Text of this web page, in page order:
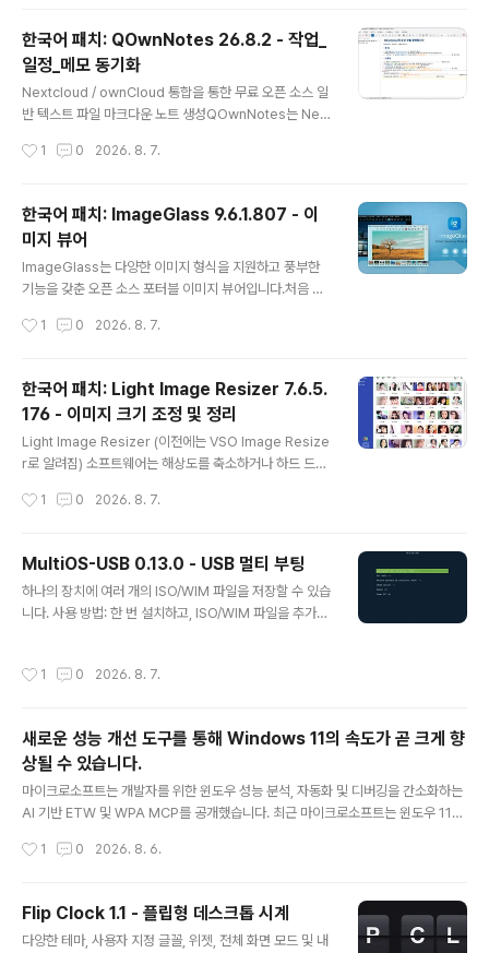
플레이어 중 AIMP처럼 간편함과 세련됨의 완벽한 균형을
이룬 제품은 드뭅니다. 가볍지만 강력한 AIMP는 당신의
음악 감상 경험을 한 차원 높여줄 도구이며, 이 모든 것을
부담 없이 누릴 수 있습니다.Windows 및 Linux용 강력
한 무료 오디오 플레이어 (Wine을 통해)로 로컬 파일, NA
로 작동할 수 있는 강력한 도구도 포함되어 있습니다.주요
한국어 패치: QOwnNotes 26.8.2 - 작업_
일정_메모 동기화
Nextcloud / ownCloud 통합을 통한 무료 오픈 소스 일
반 텍스트 파일 마크다운 노트 생성QOwnNotes는 Next
inux, macOS 및 Windows용 마크다운 지원 및 작업관
tes를 사용하여 생각을 기록하고 나중에 Android용 Ne
xtcloud 노트 또는 Nextcloud/ownCloud 웹 서비스와
같은 모바일 장치에서 생각을 편집하거나 검색할 수 있습
니다.노트는 일반 텍스트 마크다운 파일로 저장되며 Next
cloud의 파일 동기화 기능과 동기화됩니다. 물론 Syncin
습니다.Nextcloud / ..
1 0 2026. 8. 7.
한국어 패치: ImageGlass 9.6.1.807 - 이
미지 뷰어
ImageGlass는 다양한 이미지 형식을 지원하고 풍부한
기능을 갖춘 오픈 소스 포터블 이미지 뷰어입니다.처음 실
수 있으며, ImageGlass를 기본 뷰어로 설정할 수도 있습
경할 수도 있습니다. 다만, 디자이너 레이아웃은 찾을 수 없
었습니다. 추가 테마는 공식 웹사이트에서 다운로드할 수
있습니다.ImageGlass는 GIF, JPG, PNG, BMP, ICO
를 포함하여 70개 이상의 이미지 형식을 지원합니다.대부
분의 프로그램과 마찬가지로 ImageGlass는 화면 상단에
이미지를 배경화면으로 설정, 슬라이드쇼 시작 등 다양한
1 0 2026. 8. 7.
한국어 패치: Light Image Resizer 7.6.5.
176 - 이미지 크기 조정 및 정리
Light Image Resizer (이전에는 VSO Image Resize
r로 알려짐) 소프트웨어는 해상도를 축소하거나 하드 드라
mage Resizer는 디지털 사진과 이미지를 PC에 저장하
다.이 무료 크기 조정 이미지 소프트웨어를 사용하면 이미
지의 이메일 친화적인 버전을 생성하고, 더 빠르게 로드하
고, 폴더에서 폴더로 쉽게 이동하고, 형식을 변경하고, 대량
일 공유를 위해 고해상도 1600x1200을 사용하면 메모리
1 0 2026. 8. 7.
MultiOS-USB 0.13.0 - USB 멀티 부팅
하나의 장치에 여러 개의 ISO/WIM 파일을 저장할 수 있습
니다. 사용 방법: 한 번 설치하고, ISO/WIM 파일을 추가한
.efi 실행 파일 및 기타 부트 로더 실행 - .iso 파일에서 Lin
중에 SB를 비활성화해야 함) - 네트워크에서 Linux 설치
관리자 부팅 (실험적) - 로컬로 설치된 시스템 부팅 Linux,
Windows - 구성 파일 자동 업데이트 - 백그라운드 서비
스 없이 - exFAT 파일 ..
1 0 2026. 8. 7.
새로운 성능 개선 도구를 통해 Windows 11의 속도가 곧 크게 향
상될 수 있습니다.
마이크로소프트는 개발자를 위한 윈도우 성능 분석, 자동화 및 디버깅을 간소화하는
AI 기반 ETW 및 WPA MCP를 공개했습니다. 최근 마이크로소프트는 윈도우 11의
비판 중 일부는 부당하거나 사실이 아닐 수 있지만, 타당한 이유도 많으며, 마이크로
적 문제와 관련되어 있으며, 이는 전반적인 현대화 노력을 저해하는 요인으로 작용하
고 있습니다.그럼에도 불구하고 마이크로소프트는 개발을 지속하고 있으며, 이번 주
에는 윈도우 성능 분석 및 최적화를 현대 시대에 더욱 적합하게 만들어 줄 새로운 도
1 0 2026. 8. 6.
Flip Clock 1.1 - 플립형 데스크톱 시계
다양한 테마, 사용자 지정 글꼴, 위젯, 전체 화면 모드 및 내